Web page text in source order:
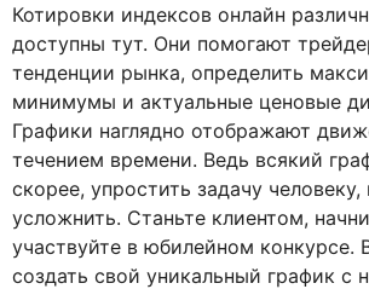
Котировки индексов онлайн
доступны тут. Они помогают
тенденции рынка, определить
минимумы и актуальные ценовые
Графики наглядно отображают
течением времени. Ведь всякий
скорее, упростить задачу
усложнить. Станьте клиентом,
участвуйте в юбилейном
создать свой уникальный график с